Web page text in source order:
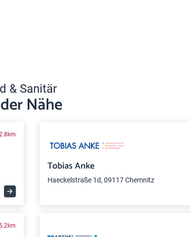
& Sanitär
Nähe
Tobias Anke
Haeckelstraße 1d, 09117 Chemnitz
5.2km